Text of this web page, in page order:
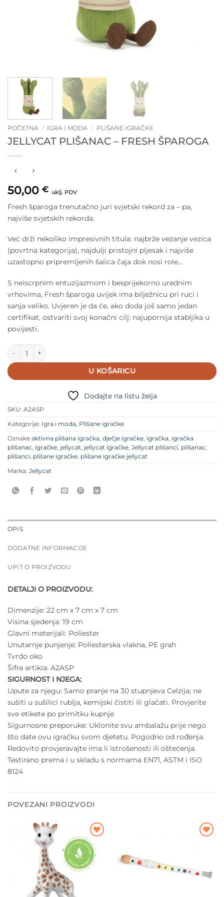
POČETNA / IGRA I MODA / PLIŠANE IGRAČKE
JELLYCAT PLIŠANAC – FRESH ŠPAROGA
50,00 € uklj. PDV
Fresh šparoga trenutačno juri svjetski rekord za – pa,
najviše svjetskih rekorda.
Već drži nekoliko impresivnih titula: najbrže vezanje vezica
(povrtna kategorija), najdulji pristojni pljesak i najviše
uzastopno pripremljenih šalica čaja dok nosi role…
S neiscrpnim entuzijazmom i besprijekorno urednim
vrhovima, Fresh šparoga uvijek ima bilježnicu pri ruci i
sanja veliko. Uvjeren je da će, ako doda još samo jedan
certifikat, ostvariti svoj konačni cilj: najupornija stabljika u
povijesti.
Jellycat plišanac - Fresh šparoga količina
U KOŠARICU
Dodajte na listu želja
SKU: A2ASP
Kategorije: Igra i moda Plišane igračke
Oznake aktivna plišana igračka dječje igračke igračka igračka
plišanac igračke jellycat jellycat igračke Jellycat plišanci plišanac
plišanci plišane igračke plišane igračke jellycat
Marka: Jellycat
OPIS
DODATNE INFORMACIJE
UPIT O PROIZVODU
DETALJI O PROIZVODU:
Dimenzije: 22 cm x 7 cm x 7 cm
Visina sjedenja: 19 cm
Glavni materijali: Poliester
Unutarnje punjenje: Poliesterska vlakna, PE grah
Tvrdo oko
Šifra artikla: A2ASP
SIGURNOST I NJEGA:
Upute za njegu: Samo pranje na 30 stupnjeva Celzija; ne
sušiti u sušilici rublja, kemijski čistiti ili glačati. Provjerite
sve etikete po primitku kupnje
Sigurnosne preporuke: Uklonite svu ambalažu prije nego
što date ovu igračku svom djetetu. Pogodno od rođenja.
Redovito provjeravajte ima li istrošenosti ili oštećenja.
Testirano prema i u skladu s normama EN71, ASTM i ISO
8124
POVEZANI PROIZVODI
Dodajte
na listu
želja